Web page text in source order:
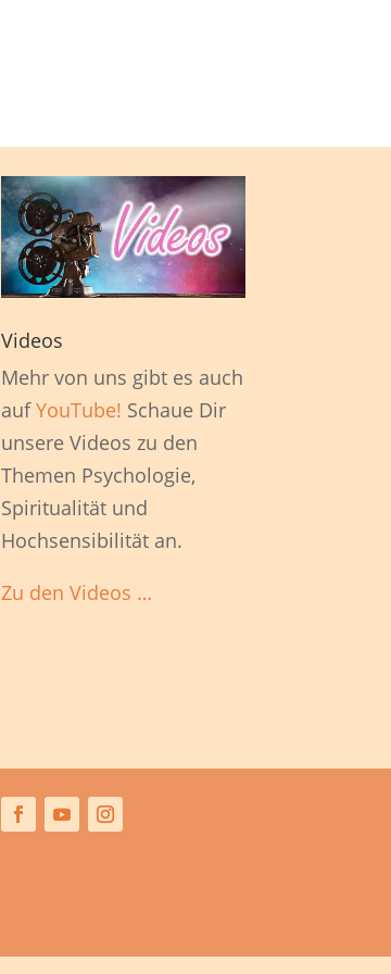
Videos
Mehr von uns gibt es auch
aufYouTube! Schaue Dir
unsere Videos zu den
Themen Psychologie,
Spiritualität und
Hochsensibilität an.
Zu den Videos …